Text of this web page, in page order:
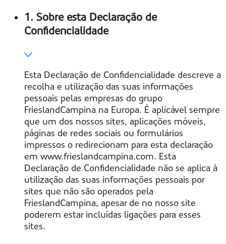
1. Sobre esta Declaração de
Confidencialidade
Esta Declaração de Confidencialidade descreve a
recolha e utilização das suas informações
pessoais pelas empresas do grupo
FrieslandCampina na Europa. É aplicável sempre
que um dos nossos sites, aplicações móveis,
páginas de redes sociais ou formulários
impressos o redirecionam para esta declaração
em www.frieslandcampina.com. Esta
Declaração de Confidencialidade não se aplica à
utilização das suas informações pessoais por
sites que não são operados pela
FrieslandCampina, apesar de no nosso site
poderem estar incluídas ligações para esses
sites.